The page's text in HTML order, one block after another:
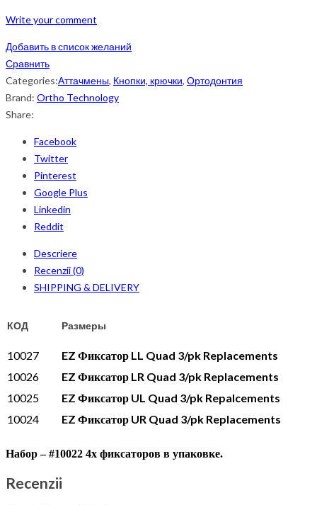
Write your comment
Добавить в список желаний
Сравнить
Categories:Аттачмены, Кнопки, крючки, Ортодонтия
Brand: Ortho Technology
Share:
Facebook
Twitter
Pinterest
Google Plus
Linkedin
Reddit
Descriere
Recenzii (0)
SHIPPING & DELIVERY
КОД Размеры
10027 EZ Фиксатор LL Quad 3/pk Replacements
10026
EZ Фиксатор LR Quad 3/pk Replacements
10025
EZ Фиксатор UL Quad 3/pk Repalcements
10024
EZ Фиксатор UR Quad 3/pk Replacements
Набор – #10022 4x фиксаторов в упаковке.
Recenzii